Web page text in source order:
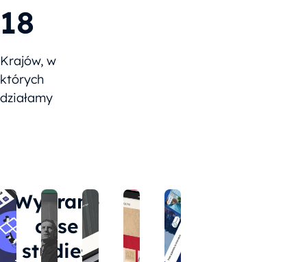
18
Krajów, w
których
działamy
Wybrane
case
studies